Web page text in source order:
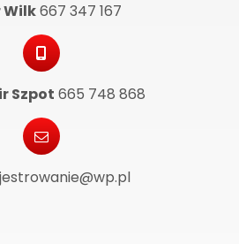
667 347 167
Szpot 665 748 868